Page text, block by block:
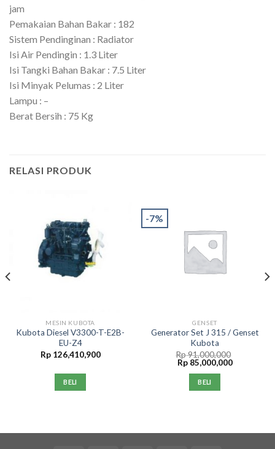
jam
Pemakaian Bahan Bakar : 182
Sistem Pendinginan : Radiator
Isi Air Pendingin : 1.3 Liter
Isi Tangki Bahan Bakar : 7.5 Liter
Isi Minyak Pelumas : 2 Liter
Lampu : –
Berat Bersih : 75 Kg
RELASI PRODUK
MESIN KUBOTA
Kubota Diesel V3300-T-E2B-
EU-Z4
Rp126,410,900
BELI
-7%
GENSET
Generator Set J 315 / Genset
Kubota
Rp91,000,000
Rp85,000,000
BELI